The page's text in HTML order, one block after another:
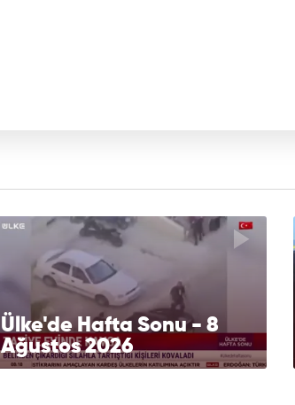
Ülke'de Hafta Sonu - 8
Ağustos 2026